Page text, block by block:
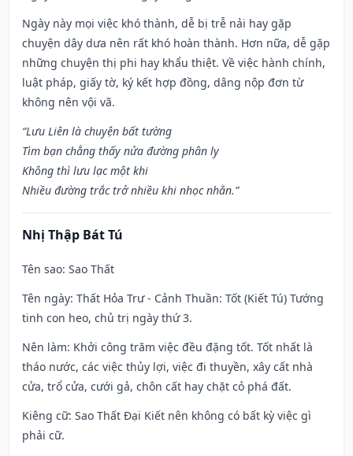
Ngày này mọi việc khó thành, dễ bị trễ nải hay gặp
chuyện dây dưa nên rất khó hoàn thành. Hơn nữa, dễ gặp
những chuyện thị phi hay khẩu thiệt. Về việc hành chính,
luật pháp, giấy tờ, ký kết hợp đồng, dâng nộp đơn từ
không nên vội vã.
“Lưu Liên là chuyện bất tường
Tìm bạn chẳng thấy nửa đường phân ly
Không thì lưu lạc một khi
Nhiều đường trắc trở nhiều khi nhọc nhằn.”
Nhị Thập Bát Tú
Tên sao: Sao Thất
Tên ngày: Thất Hỏa Trư - Cảnh Thuần: Tốt (Kiết Tú) Tướng
tinh con heo, chủ trị ngày thứ 3.
Nên làm: Khởi công trăm việc đều đặng tốt. Tốt nhất là
tháo nước, các việc thủy lợi, việc đi thuyền, xây cất nhà
cửa, trổ cửa, cưới gả, chôn cất hay chặt cỏ phá đất.
Kiêng cữ: Sao Thất Đại Kiết nên không có bất kỳ việc gì
phải cữ.